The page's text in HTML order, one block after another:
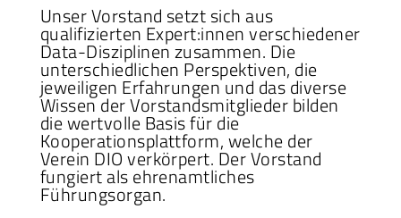
Unser Vorstand setzt sich aus
qualifizierten Expert:innen verschiedener
Data-Disziplinen zusammen. Die
unterschiedlichen Perspektiven, die
jeweiligen Erfahrungen und das diverse
Wissen der Vorstandsmitglieder bilden
die wertvolle Basis für die
Kooperationsplattform, welche der
Verein DIO verkörpert. Der Vorstand
fungiert als ehrenamtliches
Führungsorgan.